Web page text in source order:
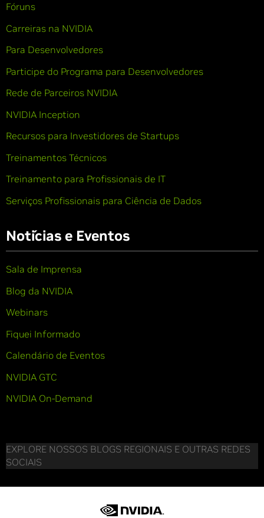
Fóruns
Carreiras na NVIDIA
Para Desenvolvedores
Participe do Programa para Desenvolvedores
Rede de Parceiros NVIDIA
NVIDIA Inception
Recursos para Investidores de Startups
Treinamentos Técnicos
Treinamento para Profissionais de IT
Serviços Profissionais para Ciência de Dados
Notícias e Eventos
Sala de Imprensa
Blog da NVIDIA
Webinars
Fiquei Informado
Calendário de Eventos
NVIDIA GTC
NVIDIA On-Demand
EXPLORE NOSSOS BLOGS REGIONAIS E OUTRAS REDES
SOCIAIS